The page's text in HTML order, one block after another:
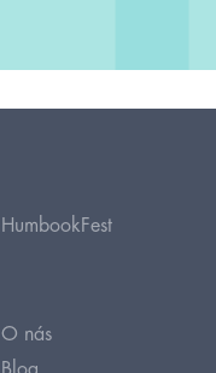
HumbookFest
O nás